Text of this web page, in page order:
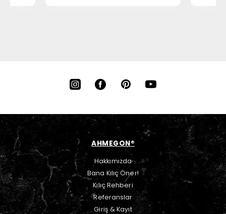
AHMEGON®
Hakkımızda
Bana Kılıç Öner!
Kılıç Rehberi
Referanslar
Giriş & Kayıt